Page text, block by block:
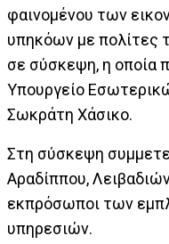
φαινομένου των
υπηκόων με πολίτες
σε σύσκεψη, η οποία
Υπουργείο
Σωκράτη Χάσικο.
Στη σύσκεψη
Αραδίππου,
εκπρόσωποι των
υπηρεσιών.